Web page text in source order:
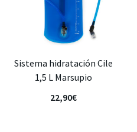
Sistema hidratación Cile
1,5 L Marsupio
22,90€